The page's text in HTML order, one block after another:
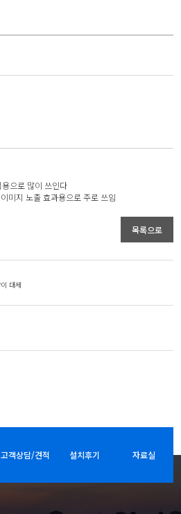
으로 많이 쓰인다
미지 노출 효과용으로 주로 쓰임
목록으로
대세
고객상담/견적 설치후기 자료실